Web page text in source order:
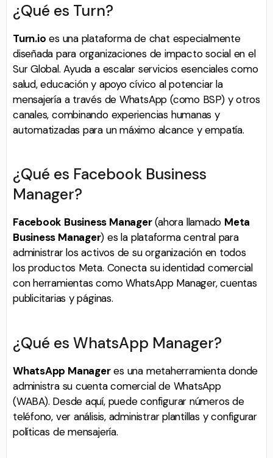
¿Qué es Turn?
Turn.io es una plataforma de chat especialmente
diseñada para organizaciones de impacto social en el
Sur Global. Ayuda a escalar servicios esenciales como
salud, educación y apoyo cívico al potenciar la
mensajería a través de WhatsApp (como BSP) y otros
canales, combinando experiencias humanas y
automatizadas para un máximo alcance y empatía.
¿Qué es Facebook Business
Manager?
Facebook Business Manager(ahora llamado Meta
Business Manager) es la plataforma central para
administrar los activos de su organización en todos
los productos Meta. Conecta su identidad comercial
con herramientas como WhatsApp Manager, cuentas
publicitarias y páginas.
¿Qué es WhatsApp Manager?
WhatsApp Manageres una metaherramienta donde
administra su cuenta comercial de WhatsApp
(WABA). Desde aquí, puede configurar números de
teléfono, ver análisis, administrar plantillas y configurar
políticas de mensajería.